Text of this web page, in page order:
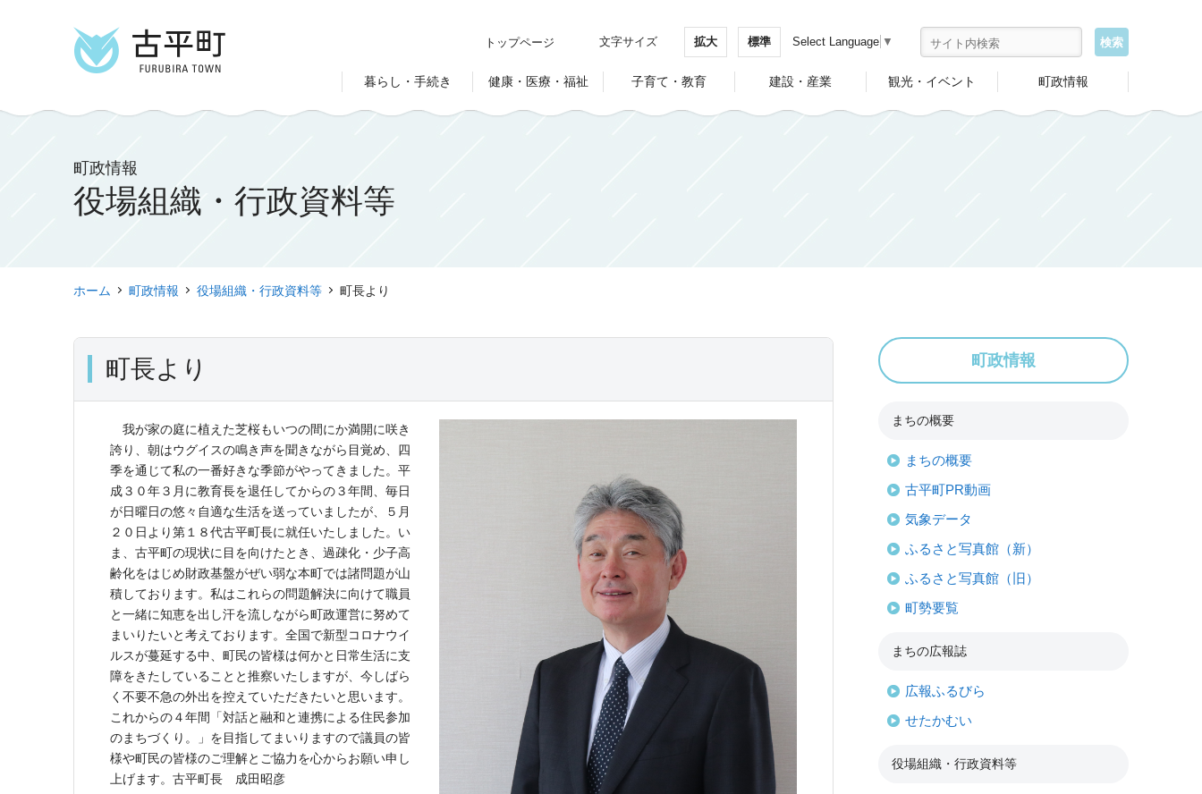
暮らし・手続き 健康・医療・福祉 子育て・教育 建設・産業 観光・イベント 町政情報
トップページ 文字サイズ 拡大 標準 Select Language ▼
町政情報
役場組織・行政資料等
ホーム 町政情報 役場組織・行政資料等 町長より
町長より
我が家の庭に植えた芝桜もいつの間にか満開に咲き
誇り、朝はウグイスの鳴き声を聞きながら目覚め、四
季を通じて私の一番好きな季節がやってきました。平
成３０年３月に教育長を退任してからの３年間、毎日
が日曜日の悠々自適な生活を送っていましたが、５月
２０日より第１８代古平町長に就任いたしました。い
ま、古平町の現状に目を向けたとき、過疎化・少子高
齢化をはじめ財政基盤がぜい弱な本町では諸問題が山
積しております。私はこれらの問題解決に向けて職員
と一緒に知恵を出し汗を流しながら町政運営に努めて
まいりたいと考えております。全国で新型コロナウイ
ルスが蔓延する中、町民の皆様は何かと日常生活に支
障をきたしていることと推察いたしますが、今しばら
く不要不急の外出を控えていただきたいと思います。
これからの４年間「対話と融和と連携による住民参加
のまちづくり。」を目指してまいりますので議員の皆
様や町民の皆様のご理解とご協力を心からお願い申し
上げます。古平町長 成田昭彦
町政情報
まちの概要
まちの概要
古平町PR動画
気象データ
ふるさと写真館（新）
ふるさと写真館（旧）
町勢要覧
まちの広報誌
広報ふるびら
せたかむい
役場組織・行政資料等